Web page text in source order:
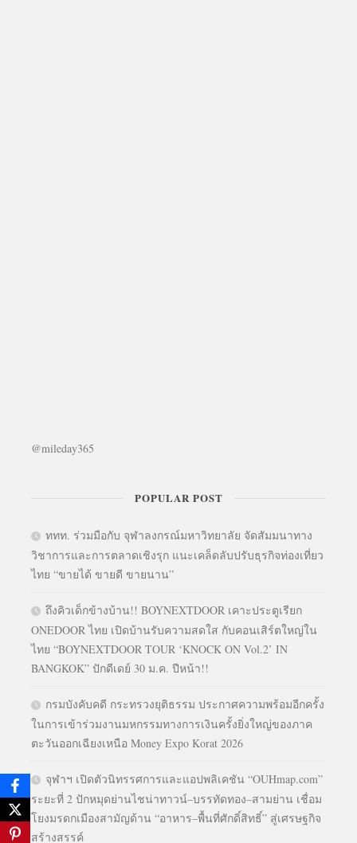
@mileday365
POPULAR POST
ททท. ร่วมมือกับ จุฬาลงกรณ์มหาวิทยาลัย จัดสัมมนาทาง
วิชาการและการตลาดเชิงรุก แนะเคล็ดลับปรับธุรกิจท่องเที่ยว
ไทย “ขายได้ ขายดี ขายนาน”
ถึงคิวเด็กข้างบ้าน!! BOYNEXTDOOR เคาะประตูเรียก
ONEDOOR ไทย เปิดบ้านรับความสดใส กับคอนเสิร์ตใหญ่ใน
ไทย “BOYNEXTDOOR TOUR ‘KNOCK ON Vol.2’ IN
BANGKOK” ปักดีเดย์ 30 ม.ค. ปีหน้า!!
กรมบังคับคดี กระทรวงยุติธรรม ประกาศความพร้อมอีกครั้ง
ในการเข้าร่วมงานมหกรรมทางการเงินครั้งยิ่งใหญ่ของภาค
ตะวันออกเฉียงเหนือ Money Expo Korat 2026
จุฬาฯ เปิดตัวนิทรรศการและแอปพลิเคชัน “OUHmap.com”
ระยะที่ 2 ปักหมุดย่านไชน่าทาวน์–บรรทัดทอง–สามย่าน เชื่อม
โยงมรดกเมืองสามัญด้าน “อาหาร–พื้นที่ศักดิ์สิทธิ์” สู่เศรษฐกิจ
สร้างสรรค์